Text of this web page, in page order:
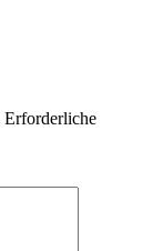
Erforderliche